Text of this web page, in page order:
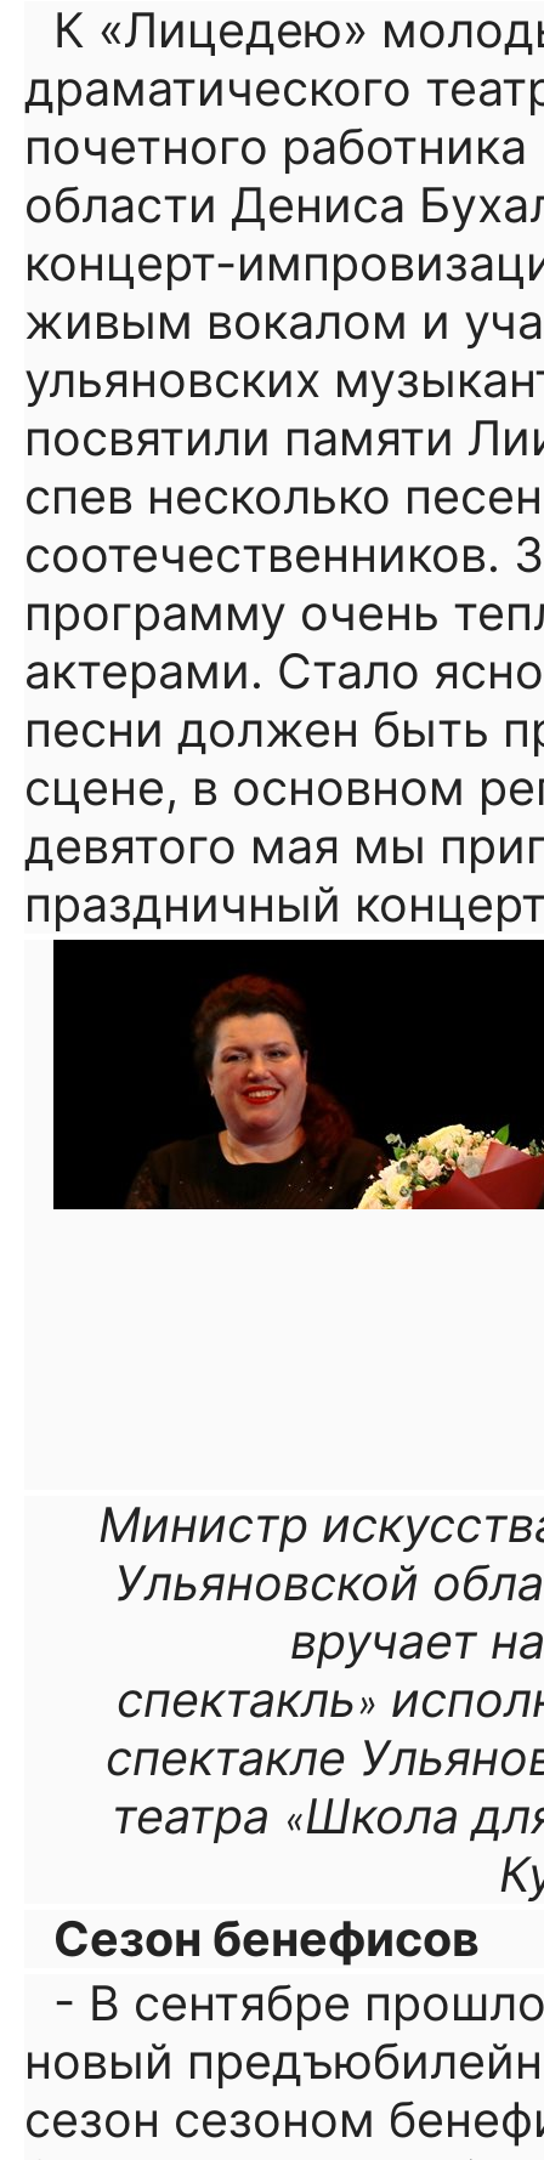
К «Лицедею»
драматического
почетного
области Дениса
концерт-
живым вокалом и
ульяновских
посвятили памяти
спев несколько
соотечественников.
программу очень
актерами. Стало
песни должен быть
сцене, в основном
девятого мая мы
праздничный
Министр
Ульяновской
вручает
спектакль»
спектакле
театра «Школа
Сезон бенефисов
- В сентябре
новый
сезон сезоном